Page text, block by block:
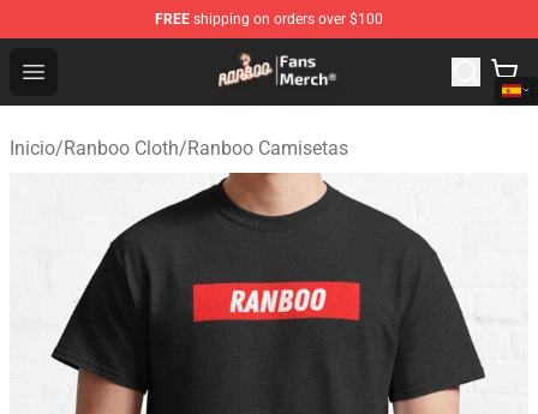
FREE shipping on orders over $100
Open menu
Ranboo Store - Official Ranboo Merchandise Shop
Inicio/Ranboo Cloth/Ranboo Camisetas